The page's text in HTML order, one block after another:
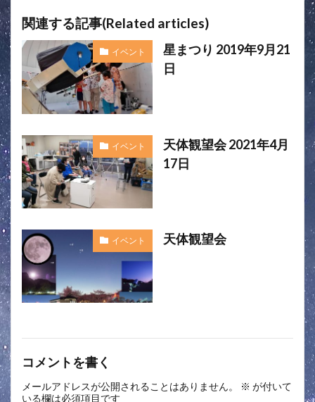
関連する記事(Related articles)
イベント
星まつり 2019年9月21
日
イベント
天体観望会 2021年4月
17日
イベント 天体観望会
コメントを書く
メールアドレスが公開されることはありません。 ※ が付いて
いる欄は必須項目です